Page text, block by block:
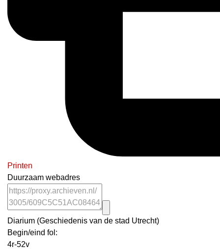
Printen
Duurzaam webadres
Diarium (Geschiedenis van de stad Utrecht)
Begin/eind fol:
4r-52v